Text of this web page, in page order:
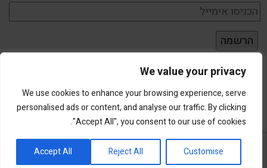
We value your privacy
We use cookies to enhance your browsing experience, serve
personalised ads or content, and analyse our traffic. By clicking
"Accept All", you consent to our use of cookies.
Customise
Reject All
Accept Allפורטל השקעות וחדשנות